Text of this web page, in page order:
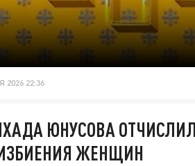
2026 22:36
ЮНУСОВА
ЖЕНЩИН